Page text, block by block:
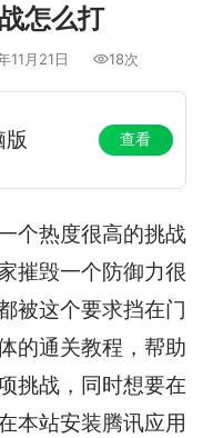
怎么打
11月21日 18次
版 查看
个热度很高的挑战
摧毁一个防御力很
被这个要求挡在门
的通关教程，帮助
挑战，同时想要在
本站安装腾讯应用